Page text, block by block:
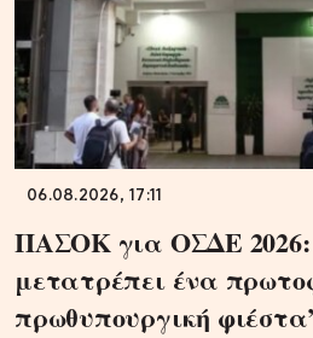
06.08.2026, 17:11
ΠΑΣΟΚ για ΟΣΔΕ 2026:
μετατρέπει ένα
πρωθυπουργική